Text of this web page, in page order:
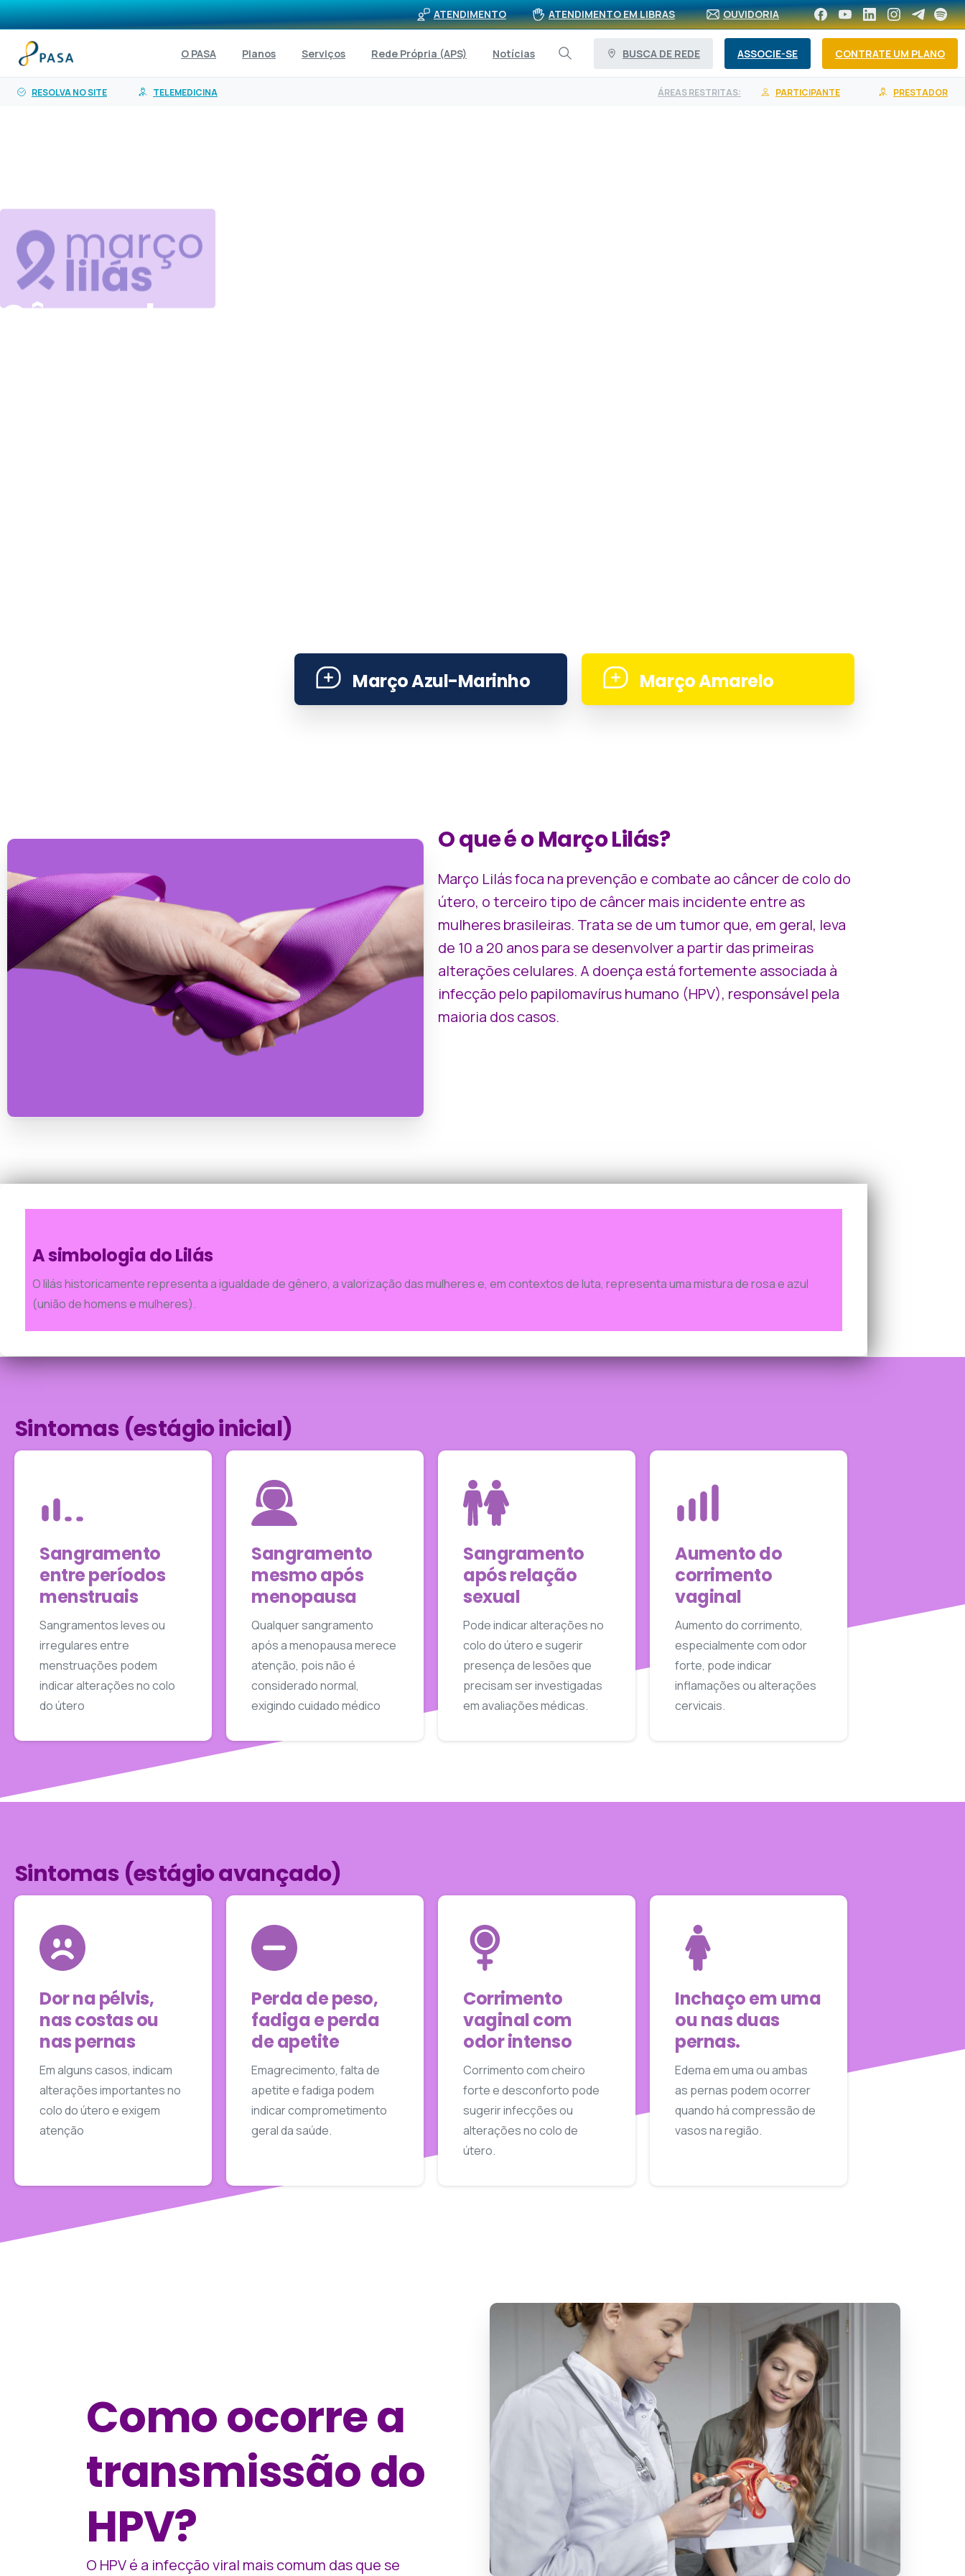
conteúdo
ATENDIMENTO ATENDIMENTO EM LIBRAS OUVIDORIA
O PASA Planos Serviços Rede Própria (APS) Notícias BUSCA DE REDE ASSOCIE-SE CONTRATE UM PLANO
RESOLVA NO SITE TELEMEDICINA ÁREAS RESTRITAS: PARTICIPANTE PRESTADOR
Câncerdecolo
Março Azul-Marinho Março Amarelo
O que é o Março Lilás?
Março Lilás foca na prevenção e combate ao câncer de colo do
útero, o terceiro tipo de câncer mais incidente entre as
mulheres brasileiras. Trata se de um tumor que, em geral, leva
de 10 a 20 anos para se desenvolver a partir das primeiras
alterações celulares. A doença está fortemente associada à
infecção pelo papilomavírus humano (HPV), responsável pela
maioria dos casos.
A simbologia do Lilás
O lilás historicamente representa a igualdade de gênero, a valorização das mulheres e, em contextos de luta, representa uma mistura de rosa e azul
(união de homens e mulheres).
Sintomas (estágio inicial)
Sangramento
entre períodos
menstruais
Sangramentos leves ou
irregulares entre
menstruações podem
indicar alterações no colo
do útero
Sangramento
mesmo após
menopausa
Qualquer sangramento
após a menopausa merece
atenção, pois não é
considerado normal,
exigindo cuidado médico
Sangramento
após relação
sexual
Pode indicar alterações no
colo do útero e sugerir
presença de lesões que
precisam ser investigadas
em avaliações médicas.
Aumento do
corrimento
vaginal
Aumento do corrimento,
especialmente com odor
forte, pode indicar
inflamações ou alterações
cervicais.
Sintomas (estágio avançado)
Dor na pélvis,
nas costas ou
nas pernas
Em alguns casos, indicam
alterações importantes no
colo do útero e exigem
atenção
Perda de peso,
fadiga e perda
de apetite
Emagrecimento, falta de
apetite e fadiga podem
indicar comprometimento
geral da saúde.
Corrimento
vaginal com
odor intenso
Corrimento com cheiro
forte e desconforto pode
sugerir infecções ou
alterações no colo de
útero.
Inchaço em uma
ou nas duas
pernas.
Edema em uma ou ambas
as pernas podem ocorrer
quando há compressão de
vasos na região.
Como ocorre a
transmissão do
HPV?
O HPV é a infecção viral mais comum das que se